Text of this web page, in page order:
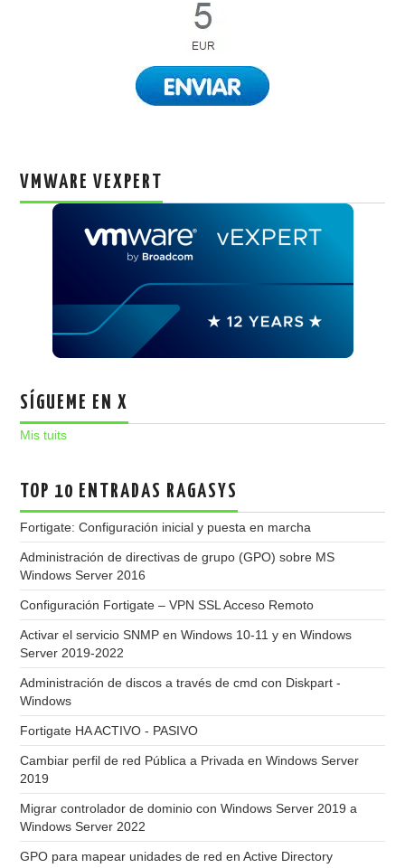
VMWARE VEXPERT
SÍGUEME EN X
Mis tuits
TOP 10 ENTRADAS RAGASYS
Fortigate: Configuración inicial y puesta en marcha
Administración de directivas de grupo (GPO) sobre MS
Windows Server 2016
Configuración Fortigate – VPN SSL Acceso Remoto
Activar el servicio SNMP en Windows 10-11 y en Windows
Server 2019-2022
Administración de discos a través de cmd con Diskpart -
Windows
Fortigate HA ACTIVO - PASIVO
Cambiar perfil de red Pública a Privada en Windows Server
2019
Migrar controlador de dominio con Windows Server 2019 a
Windows Server 2022
GPO para mapear unidades de red en Active Directory